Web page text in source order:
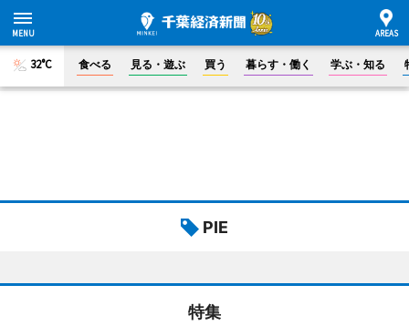
32°C 食べる 見る・遊ぶ 買う 暮らす・働く 学ぶ・知る
PIE
特集